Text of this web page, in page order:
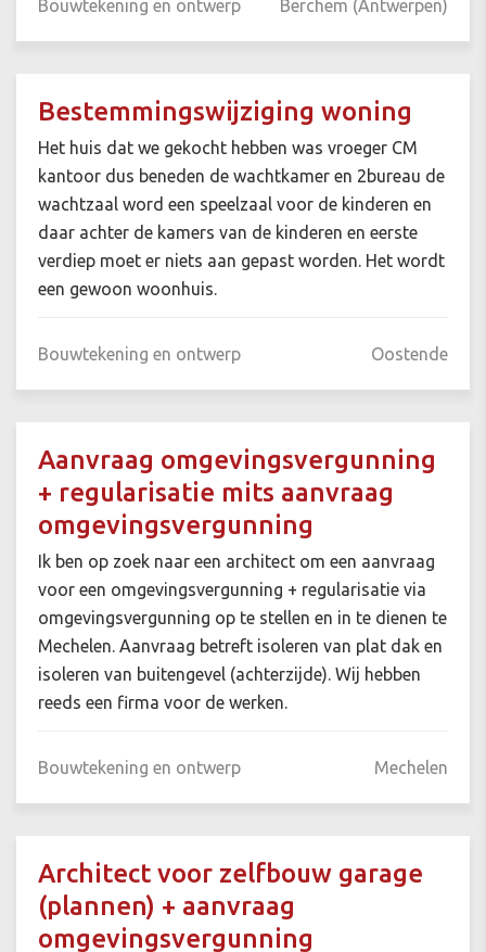
Bouwtekening en ontwerp Berchem (Antwerpen)
Bestemmingswijziging woning
Het huis dat we gekocht hebben was vroeger CM
kantoor dus beneden de wachtkamer en 2bureau de
wachtzaal word een speelzaal voor de kinderen en
daar achter de kamers van de kinderen en eerste
verdiep moet er niets aan gepast worden. Het wordt
een gewoon woonhuis.
Bouwtekening en ontwerp Oostende
Aanvraag omgevingsvergunning
+ regularisatie mits aanvraag
omgevingsvergunning
Ik ben op zoek naar een architect om een aanvraag
voor een omgevingsvergunning + regularisatie via
omgevingsvergunning op te stellen en in te dienen te
Mechelen. Aanvraag betreft isoleren van plat dak en
isoleren van buitengevel (achterzijde). Wij hebben
reeds een firma voor de werken.
Bouwtekening en ontwerp Mechelen
Architect voor zelfbouw garage
(plannen) + aanvraag
omgevingsvergunning